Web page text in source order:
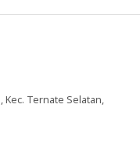
Kec. Ternate Selatan,